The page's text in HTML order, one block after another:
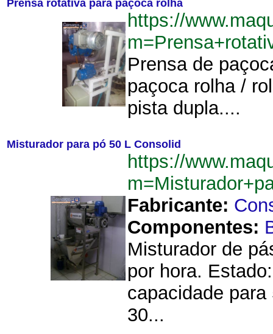
Prensa rotativa para paçoca rolha
https://
Prensa de
paçoca rolha /
pista dupla....
Misturador para pó 50 L Consolid
https://
Fabricante:
Componentes:
Misturador de
por hora.
capacidade
30...